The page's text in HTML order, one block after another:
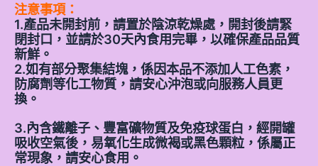
注意事項：
1.產品未開封前，請置於陰涼乾燥處，開封後請緊
閉封口，並請於30天內食用完畢，以確保產品品質
新鮮。
2.如有部分聚集結塊，係因本品不添加人工色素，
防腐劑等化工物質，請安心沖泡或向服務人員更
換。
3.內含鐵離子、豐富礦物質及免疫球蛋白，經開罐
吸收空氣後，易氧化生成微褐或黑色顆粒，係屬正
常現象，請安心食用。